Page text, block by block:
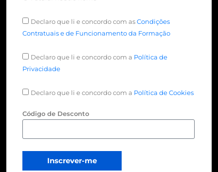
Declaro que li e concordo com asCondições
Contratuais e de Funcionamento da Formação
Declaro que li e concordo com a Política de
Privacidade
Declaro que li e concordo com a Política de Cookies
Código de Desconto
Inscrever-me